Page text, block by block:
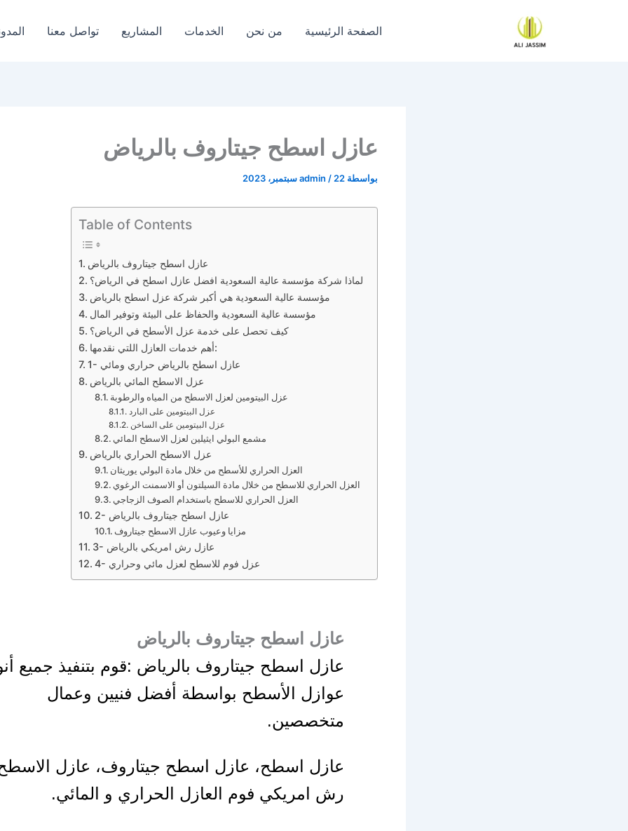
الصفحة الرئيسية من نحن الخدمات المشاريع تواصل معنا
عازل اسطح جيتاروف بالرياض
بواسطة admin / 22 سبتمبر، 2023
Table of Contents
عازل اسطح جيتاروف بالرياض
لماذا شركة مؤسسة عالية السعودية افضل عازل اسطح في الرياض؟
مؤسسة عالية السعودية هي أكبر شركة عزل اسطح بالرياض
مؤسسة عالية السعودية والحفاظ على البيئة وتوفير المال
كيف تحصل على خدمة عزل الأسطح في الرياض؟
أهم خدمات العازل اللتي نقدمها:
1- عازل اسطح بالرياض حراري ومائي
عزل الاسطح المائي بالرياض
عزل البيتومين لعزل الاسطح من المياه والرطوبة
عزل البيتومين على البارد
عزل البيتومين على الساخن
مشمع البولي ايثيلين لعزل الاسطح المائي
عزل الاسطح الحراري بالرياض
العزل الحراري للأسطح من خلال مادة البولي يوريثان
العزل الحراري للاسطح من خلال مادة السيلتون أو الاسمنت الرغوي
العزل الحراري للاسطح باستخدام الصوف الزجاجي
2- عازل اسطح جيتاروف بالرياض
مزايا وعيوب عازل الاسطح جيتاروف
3- عازل رش امريكي بالرياض
4- عزل فوم للاسطح لعزل مائي وحراري
عازل اسطح جيتاروف بالرياض
عازل اسطح جيتاروف بالرياض :قوم بتنفيذ جميع
عوازل الأسطح بواسطة أفضل فنيين وعمال
متخصصين.
عازل اسطح، عازل اسطح جيتاروف، عازل
رش امريكي فوم العازل الحراري و المائي.